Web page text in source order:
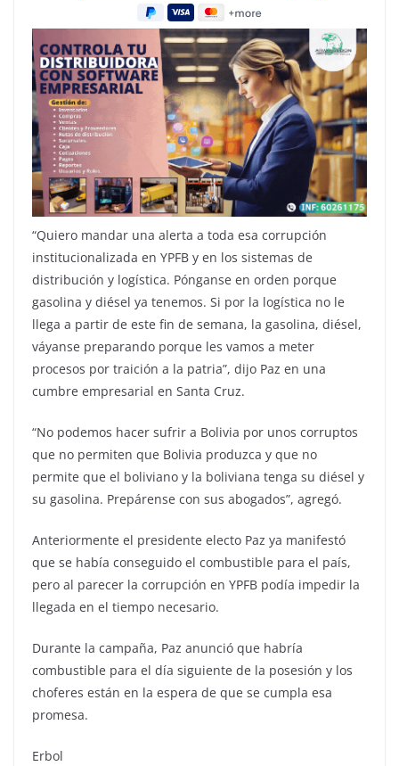
“Quiero mandar una alerta a toda esa corrupción
institucionalizada en YPFB y en los sistemas de
distribución y logística. Pónganse en orden porque
gasolina y diésel ya tenemos. Si por la logística no le
llega a partir de este fin de semana, la gasolina, diésel,
váyanse preparando porque les vamos a meter
procesos por traición a la patria”, dijo Paz en una
cumbre empresarial en Santa Cruz.
“No podemos hacer sufrir a Bolivia por unos corruptos
que no permiten que Bolivia produzca y que no
permite que el boliviano y la boliviana tenga su diésel y
su gasolina. Prepárense con sus abogados”, agregó.
Anteriormente el presidente electo Paz ya manifestó
que se había conseguido el combustible para el país,
pero al parecer la corrupción en YPFB podía impedir la
llegada en el tiempo necesario.
Durante la campaña, Paz anunció que habría
combustible para el día siguiente de la posesión y los
choferes están en la espera de que se cumpla esa
promesa.
Erbol